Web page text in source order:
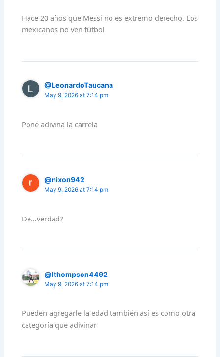
Hace 20 años que Messi no es extremo derecho. Los
mexicanos no ven fútbol
@LeonardoTaucana
May 9, 2026 at 7:14 pm
Pone adivina la carrela
@nixon942
May 9, 2026 at 7:14 pm
De…verdad?
@lthompson4492
May 9, 2026 at 7:14 pm
Pueden agregarle la edad también así es como otra
categoría que adivinar